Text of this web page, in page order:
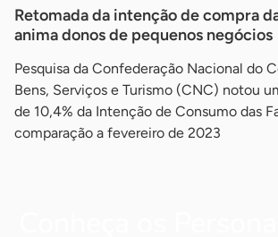
Retomada da intenção de compra
anima donos de pequenos negócios
Pesquisa da Confederação Nacional do
Bens, Serviços e Turismo (CNC) notou
de 10,4% da Intenção de Consumo das
comparação a fevereiro de 2023